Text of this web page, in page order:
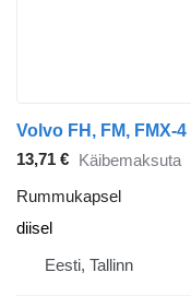
Volvo FH, FM, FMX-
13,71 € Käibemaksuta
Rummukapsel
diisel
Eesti, Tallinn